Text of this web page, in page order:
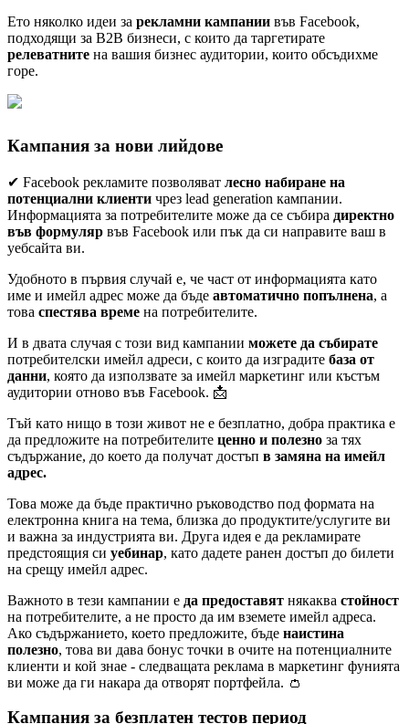
Ето няколко идеи за рекламни кампании във Facebook,
подходящи за B2B бизнеси, с които да таргетирате
релеватните на вашия бизнес аудитории, които обсъдихме
горе.
Кампания за нови лийдове
✔ Facebook рекламите позволяват лесно набиране на
потенциални клиенти чрез lead generation кампании.
Информацията за потребителите може да се събира директно
във формуляр във Facebook или пък да си направите ваш в
уебсайта ви.
Удобното в първия случай е, че част от информацията като
име и имейл адрес може да бъде автоматично попълнена, а
това спестява време на потребителите.
И в двата случая с този вид кампании можете да събирате
потребителски имейл адреси, с които да изградите база от
данни, която да използвате за имейл маркетинг или къстъм
аудитории отново във Facebook. 📩
Тъй като нищо в този живот не е безплатно, добра практика е
да предложите на потребителите ценно и полезно за тях
съдържание, до което да получат достъп в замяна на имейл
адрес.
Това може да бъде практично ръководство под формата на
електронна книга на тема, близка до продуктите/услугите ви
и важна за индустрията ви. Друга идея е да рекламирате
предстоящия си уебинар, като дадете ранен достъп до билети
на срещу имейл адрес.
Важното в тези кампании е да предоставят някаква стойност
на потребителите, а не просто да им вземете имейл адреса.
Ако съдържанието, което предложите, бъде наистина
полезно, това ви дава бонус точки в очите на потенциалните
клиенти и кой знае - следващата реклама в маркетинг фунията
ви може да ги накара да отворят портфейла. 👛
Кампания за безплатен тестов период